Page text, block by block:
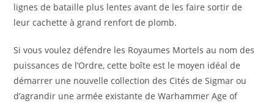
lignes de bataille plus lentes avant de les faire sortir de
leur cachette à grand renfort de plomb.
Si vous voulez défendre les Royaumes Mortels au nom des
puissances de l’Ordre, cette boîte est le moyen idéal de
démarrer une nouvelle collection des Cités de Sigmar ou
d’agrandir une armée existante de Warhammer Age of